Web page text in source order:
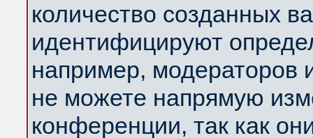
количество созданных
идентифицируют
например, модераторов
не можете напрямую
конференции, так как